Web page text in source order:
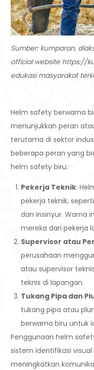
Sumber: kumparan,
official website https://
edukasi masyarakat
Helm safety berwarna
menunjukkan peran
terutama di sektor
beberapa peran yang
helm safety biru:
Pekerja Teknik:
pekerja teknik,
dan insinyur. Warna
mereka dari pekerja
Supervisor atau
perusahaan
atau supervisor
teknis di lapangan.
Tukang Pipa dan
tukang pipa atau
berwarna biru untuk
Penggunaan helm
sistem identifikasi
meningkatkan